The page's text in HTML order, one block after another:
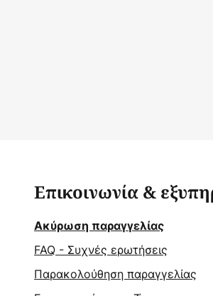
Επικοινωνία &
Ακύρωση παραγγελίας
FAQ - Συχνές ερωτήσεις
Παρακολούθηση παραγγελίας